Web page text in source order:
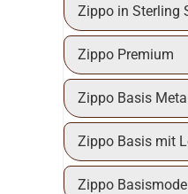
Zippo in Sterling
Zippo Premium
Zippo Basis
Zippo Basis mit
Zippo